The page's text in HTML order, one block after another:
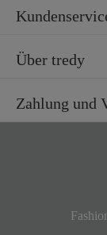
Über tredy
Zahlung und